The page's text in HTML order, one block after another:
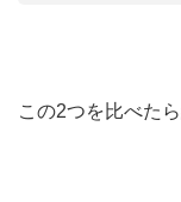
この2つを比べた